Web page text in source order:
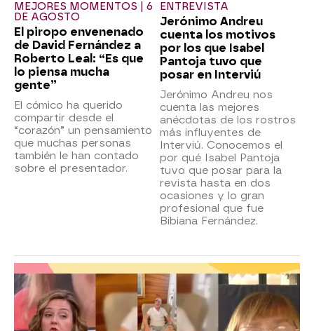
MEJORES MOMENTOS | 6
DE AGOSTO
El piropo envenenado
de David Fernández a
Roberto Leal: “Es que
lo piensa mucha
gente”
El cómico ha querido
compartir desde el
“corazón” un pensamiento
que muchas personas
también le han contado
sobre el presentador.
ENTREVISTA
Jerónimo Andreu
cuenta los motivos
por los que Isabel
Pantoja tuvo que
posar en Interviú
Jerónimo Andreu nos
cuenta las mejores
anécdotas de los rostros
más influyentes de
Interviú. Conocemos el
por qué Isabel Pantoja
tuvo que posar para la
revista hasta en dos
ocasiones y lo gran
profesional que fue
Bibiana Fernández.